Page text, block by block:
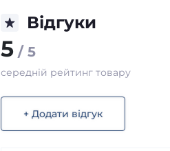
Відгуки
5 / 5
середній рейтинг товару
+ Додати відгук